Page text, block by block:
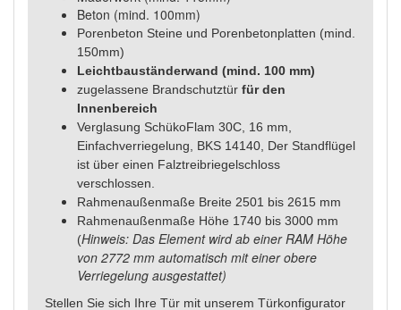
Beton (mind. 100mm)
Porenbeton Steine und Porenbetonplatten (mind.
150mm)
Leichtbauständerwand (mind. 100 mm)
zugelassene Brandschutztür für den
Innenbereich
Verglasung SchükoFlam 30C, 16 mm,
Einfachverriegelung, BKS 14140, Der Standflügel
ist über einen Falztreibriegelschloss
verschlossen.
Rahmenaußenmaße Breite 2501 bis 2615 mm
Rahmenaußenmaße Höhe 1740 bis 3000 mm
(Hinweis: Das Element wird ab einer RAM Höhe
von 2772 mm automatisch mit einer obere
Verriegelung ausgestattet)
Stellen Sie sich Ihre Tür mit unserem Türkonfigurator